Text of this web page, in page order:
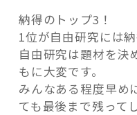
納得のトップ3！
1位が自由研究には納
自由研究は題材を決
もに大変です。
みんなある程度早め
ても最後まで残って